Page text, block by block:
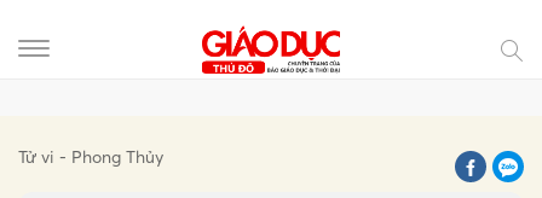
Tử vi - Phong Thủy